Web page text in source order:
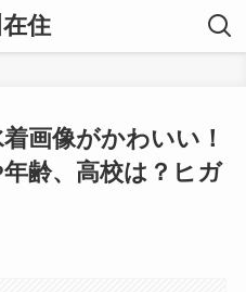
住
画像がかわいい！
齢、高校は？ヒガ